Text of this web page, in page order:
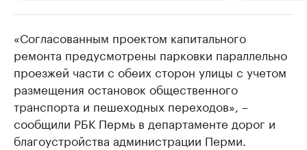
Крупные организации в
нефтегазовой промышленности
Найдите и проверьте данные в каталоге Посмотрите
«Согласованным проектом капитального
ремонта предусмотрены парковки параллельно
проезжей части с обеих сторон улицы с учетом
размещения остановок общественного
транспорта и пешеходных переходов», –
сообщили РБК Пермь в департаменте дорог и
благоустройства администрации Перми.